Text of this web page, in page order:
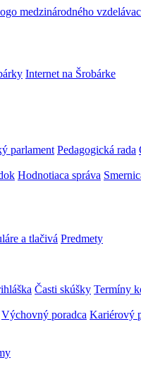
Internet na Šrobárke
parlament Pedagogická rada
Hodnotiaca správa
a tlačivá Predmety
Časti skúšky Termíny
Výchovný poradca Kariérový